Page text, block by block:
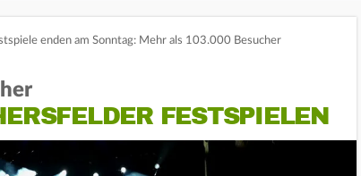
enden am Sonntag: Mehr als 103.000 Besucher
FESTSPIELEN